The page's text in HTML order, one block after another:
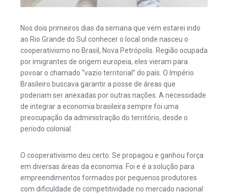
Nos dois primeiros dias da semana que vem estarei indo
ao Rio Grande do Sul conhecer o local onde nasceu o
cooperativismo no Brasil, Nova Petrópolis. Região ocupada
por imigrantes de origem europeia, eles vieram para
povoar o chamado “vazio territorial” do país. O Império
Brasileiro buscava garantir a posse de áreas que
poderiam ser anexadas por outras nações. A necessidade
de integrar a economia brasileira sempre foi uma
preocupação da administração do território, desde o
período colonial.
O cooperativismo deu certo. Se propagou e ganhou força
em diversas áreas da economia. Foi e é a solução para
empreendimentos formados por pequenos produtores
com dificuldade de competitividade no mercado nacional